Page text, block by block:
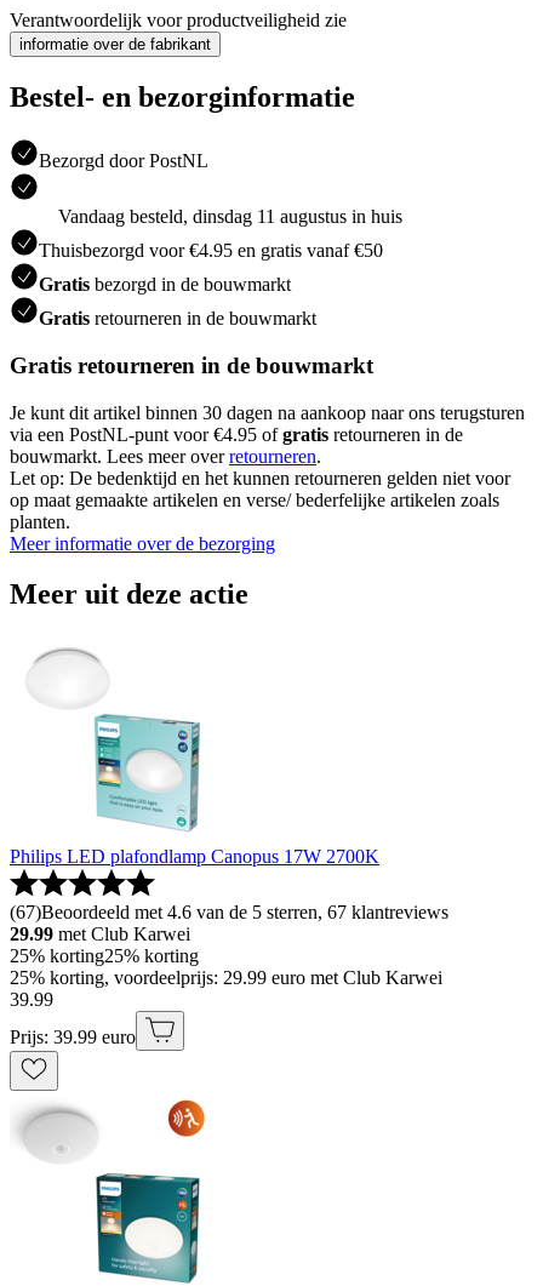
Verantwoordelijk voor productveiligheid zie
informatie over de fabrikant
Bestel- en bezorginformatie
Bezorgd door PostNL
Vandaag besteld, dinsdag 11 augustus in huis
Thuisbezorgd voor €4.95 en gratis vanaf €50
Gratis bezorgd in de bouwmarkt
Gratis retourneren in de bouwmarkt
Gratis retourneren in de bouwmarkt
Je kunt dit artikel binnen 30 dagen na aankoop naar ons terugsturen
via een PostNL-punt voor €4.95 ofgratis retourneren in de
bouwmarkt. Lees meer overretourneren.
Let op: De bedenktijd en het kunnen retourneren gelden niet voor
op maat gemaakte artikelen en verse/ bederfelijke artikelen zoals
planten.
Meer informatie over de bezorging
Meer uit deze actie
Philips LED plafondlamp Canopus 17W 2700K
(67)Beoordeeld met 4.6 van de 5 sterren, 67 klantreviews
29.99 met Club Karwei
25% korting25% korting
25% korting, voordeelprijs: 29.99 euro met Club Karwei
39.99
Prijs: 39.99 euro